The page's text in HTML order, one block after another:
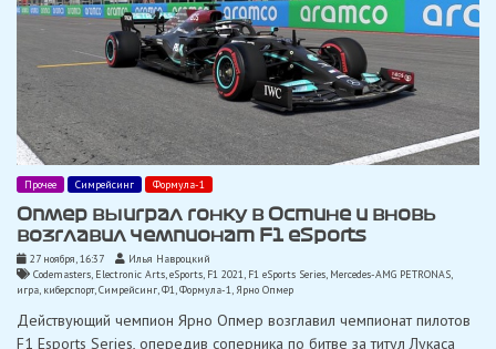
Прочее Симрейсинг Формула-1
Опмер выиграл гонку в Остине и вновь
возглавил чемпионат F1 eSports
27 ноября, 16:37
Илья Навроцкий
Codemasters, Electronic Arts,eSports, F1 2021, F1 eSports Series, Mercedes-AMG PETRONAS
игра, киберспорт,Симрейсинг,Ф1,Формула-1,Ярно Опмер
Действующий чемпион Ярно Опмер возглавил чемпионат пилотов
F1 Esports Series, опередив соперника по битве за титул Лукаса